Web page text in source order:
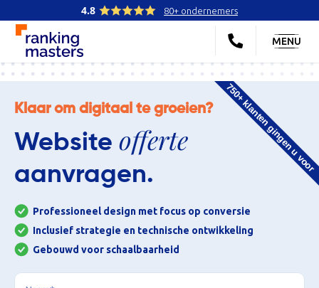
4.8 80+ ondernemers
MENU
750+ klanten gingen u voor
Klaar om digitaal te groeien?
Website offerte
aanvragen.
Professioneel design met focus op conversie
Inclusief strategie en technische ontwikkeling
Gebouwd voor schaalbaarheid